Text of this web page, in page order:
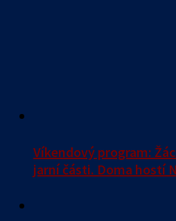
Víkendový program:
jarní části. Doma hostí